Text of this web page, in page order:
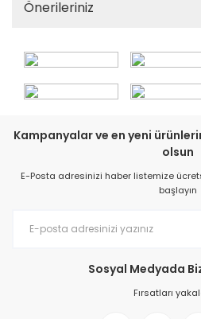
Önerileriniz
Kampanyalar ve en yeni
olsun
E-Posta adresinizi haber listemize
başlayın
Sosyal Medyada
Fırsatları